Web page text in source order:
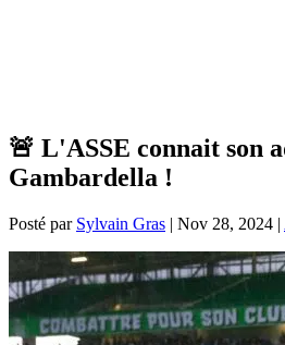
🚨 L'ASSE connait son
Gambardella !
Posté par Sylvain Gras | Nov 28, 2024 |